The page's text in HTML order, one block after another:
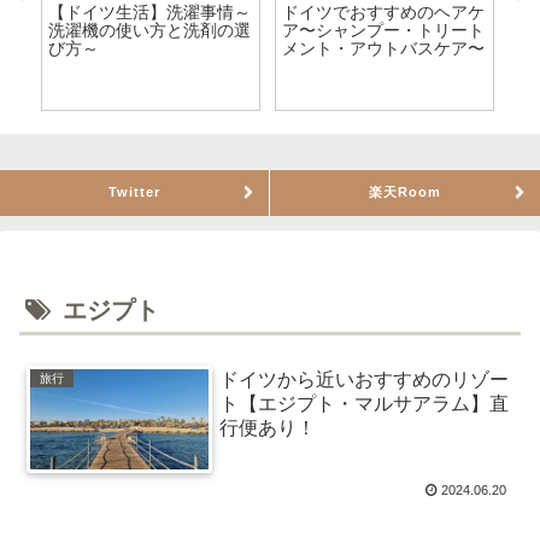
【ドイツ生活】洗濯事情～
洗濯機の使い方と洗剤の選
び方～
ドイツでおすすめのヘアケ
ア〜シャンプー・トリート
メント・アウトバスケア〜
Twitter 楽天Room
エジプト
旅行
ドイツから近いおすすめのリゾー
ト【エジプト・マルサアラム】直
行便あり！
2024.06.20